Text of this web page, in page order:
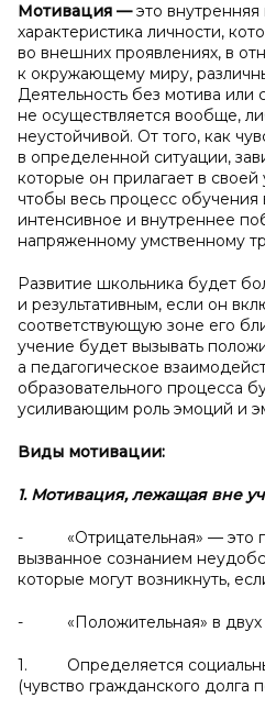
Мотивация —это внутренняя
характеристика личности,
во внешних проявлениях, в
к окружающему миру,
Деятельность без мотива
не осуществляется вообще,
неустойчивой. От того, как
в определенной ситуации,
которые он прилагает в
чтобы весь процесс обучения
интенсивное и внутреннее
напряженному умственному
Развитие школьника будет
и результативным, если он
соответствующую зоне его
учение будет вызывать
а педагогическое
образовательного процесса
усиливающим роль эмоций и
Виды мотивации:
1. Мотивация, лежащая вне
- «Отрицательная» — это
вызванное сознанием
которые могут возникнуть,
- «Положительная» в двух
1. Определяется
(чувство гражданского долга